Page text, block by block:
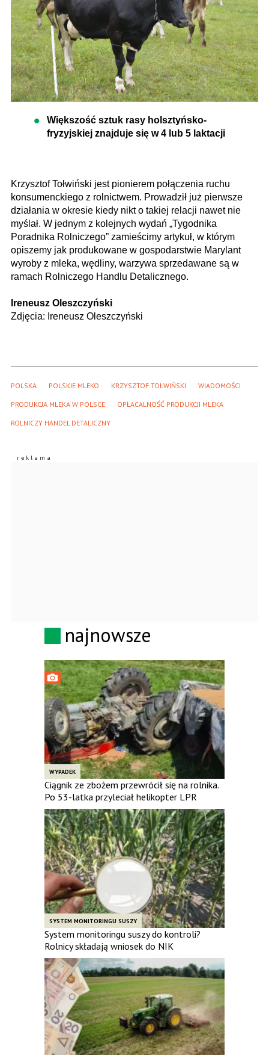
Większość sztuk rasy holsztyńsko-
fryzyjskiej znajduje się w 4 lub 5 laktacji
Krzysztof Tołwiński jest pionierem połączenia ruchu
konsumenckiego z rolnictwem. Prowadził już pierwsze
działania w okresie kiedy nikt o takiej relacji nawet nie
myślał. W jednym z kolejnych wydań „Tygodnika
Poradnika Rolniczego” zamieścimy artykuł, w którym
opiszemy jak produkowane w gospodarstwie Marylant
wyroby z mleka, wędliny, warzywa sprzedawane są w
ramach Rolniczego Handlu Detalicznego.
Ireneusz Oleszczyński
Zdjęcia: Ireneusz Oleszczyński
POLSKA POLSKIE MLEKO KRZYSZTOF TOŁWIŃSKI WIADOMOŚCI
PRODUKCJA MLEKA W POLSCE OPŁACALNOŚĆ PRODUKCJI MLEKA
ROLNICZY HANDEL DETALICZNY
najnowsze
WYPADEK
Ciągnik ze zbożem przewrócił się na rolnika.
Po 53-latka przyleciał helikopter LPR
SYSTEM MONITORINGU SUSZY
System monitoringu suszy do kontroli?
Rolnicy składają wniosek do NIK